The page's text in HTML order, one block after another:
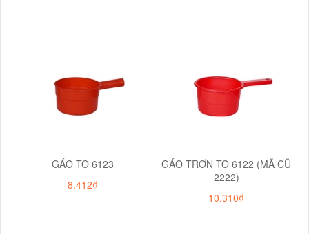
GÁO TO 6123
8.412₫
GÁO TRƠN TO 6122 (MÃ CŨ
2222)
10.310₫